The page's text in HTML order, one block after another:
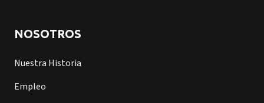
NOSOTROS
Nuestra Historia
Empleo